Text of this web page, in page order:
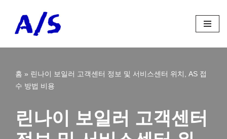
홈 » 린나이 보일러 고객센터 정보 및 서비스센터 위치, AS 접
수 방법 비용
린나이 보일러 고객센터